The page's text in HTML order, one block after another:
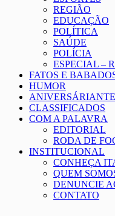
REGIÃO
EDUCAÇÃO
POLÍTICA
SAÚDE
POLÍCIA
ESPECIAL –
FATOS E
HUMOR
CLASSIFICADOS
COM A PALAVRA
EDITORIAL
RODA DE
INSTITUCIONAL
CONHEÇA
QUEM
DENUNCIE
CONTATO